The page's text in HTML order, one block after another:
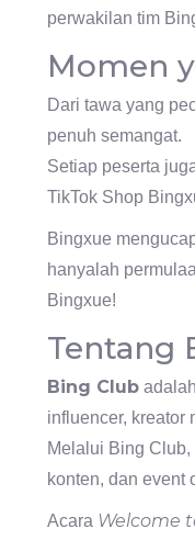
perwakilan tim
Momen
Dari tawa yang
penuh semangat.
Setiap peserta
TikTok Shop
Bingxue
hanyalah
Bingxue!
Tentang
Bing Club
influencer, kreator
Melalui Bing
konten, dan event
Acara Welcome